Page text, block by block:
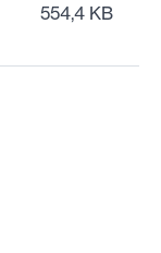
554,4 KB